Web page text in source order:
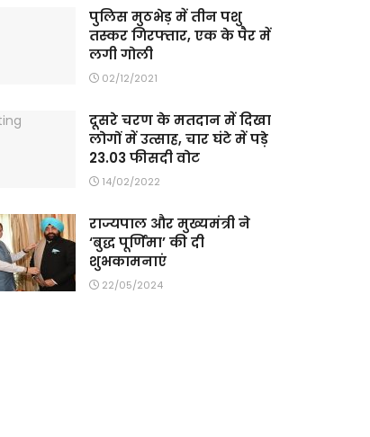
पुलिस मुठभेड़ में तीन पशु
तस्कर गिरफ्तार, एक के पैर में
लगी गोली
02/12/2021
दूसरे चरण के मतदान में दिखा
लोगों में उत्साह, चार घंटे में पड़े
23.03 फीसदी वोट
14/02/2022
राज्यपाल और मुख्यमंत्री ने
‘बुद्ध पूर्णिमा’ की दी
शुभकामनाएं
22/05/2024